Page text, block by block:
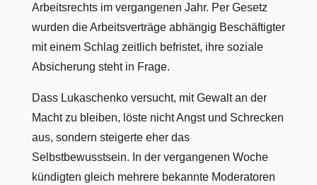
Arbeitsrechts im vergangenen Jahr. Per Gesetz
wurden die Arbeitsverträge abhängig Beschäftigter
mit einem Schlag zeitlich befristet, ihre soziale
Absicherung steht in Frage.
Dass Lukaschenko versucht, mit Gewalt an der
Macht zu bleiben, löste nicht Angst und Schrecken
aus, sondern steigerte eher das
Selbstbewusstsein. In der vergangenen Woche
kündigten gleich mehrere bekannte Moderatoren